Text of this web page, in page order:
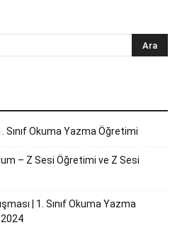
Sınıf Okuma Yazma Öğretimi
– Z Sesi Öğretimi ve Z Sesi
| 1. Sınıf Okuma Yazma